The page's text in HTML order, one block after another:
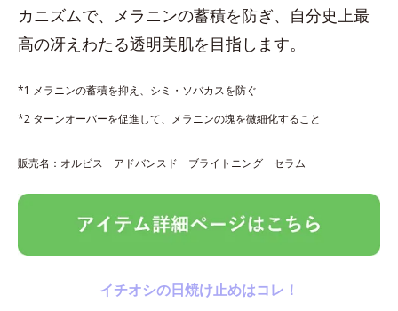
カニズムで、メラニンの蓄積を防ぎ、自分史上最
高の冴えわたる透明美肌を目指します。
*1 メラニンの蓄積を抑え、シミ・ソバカスを防ぐ
*2 ターンオーバーを促進して、メラニンの塊を微細化すること
販売名：オルビス アドバンスド ブライトニング セラム
イチオシの日焼け止めはコレ！